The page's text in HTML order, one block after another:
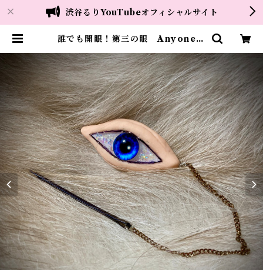
渋谷るりYouTubeオフィシャルサイト
誰でも開眼！第三の眼 Anyone c
d Eye | 渋谷るり グッズ販売所